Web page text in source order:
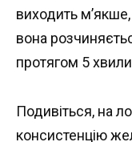
виходить
вона
протягом 5
Подивіться, на
консистенцію